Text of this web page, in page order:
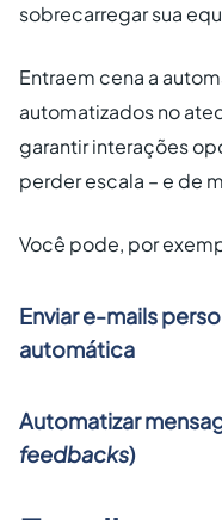
sobrecarregar sua
Entraem cena a
automatizados no
garantir interações
perder escala – e de
Você pode, por
Enviar e-mails
automática
Automatizar
feedbacks)